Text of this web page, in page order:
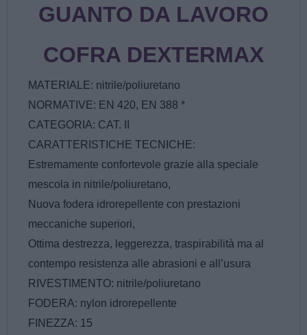
GUANTO DA LAVORO
COFRA DEXTERMAX
MATERIALE: nitrile/poliuretano
NORMATIVE: EN 420, EN 388 *
CATEGORIA: CAT. II
CARATTERISTICHE TECNICHE:
Estremamente confortevole grazie alla speciale
mescola in nitrile/poliuretano,
Nuova fodera idrorepellente con prestazioni
meccaniche superiori,
Ottima destrezza, leggerezza, traspirabilità ma al
contempo resistenza alle abrasioni e all’usura
RIVESTIMENTO: nitrile/poliuretano
FODERA: nylon idrorepellente
FINEZZA: 15